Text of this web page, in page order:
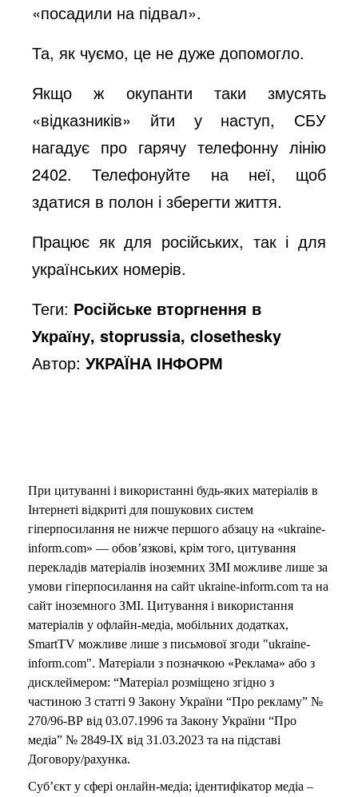
«посадили на підвал».
Та, як чуємо, це не дуже допомогло.
Якщо ж окупанти таки змусять
«відказників» йти у наступ, СБУ
нагадує про гарячу телефонну лінію
2402. Телефонуйте на неї, щоб
здатися в полон і зберегти життя.
Працює як для російських, так і для
українських номерів.
Теги: Російське вторгнення в
Україну, stoprussia, closethesky
Автор:УКРАЇНА ІНФОРМ
При цитуванні і використанні будь-яких матеріалів в
Інтернеті відкриті для пошукових систем
гіперпосилання не нижче першого абзацу на «ukraine-
inform.com» — обов’язкові, крім того, цитування
перекладів матеріалів іноземних ЗМІ можливе лише за
умови гіперпосилання на сайт ukraine-inform.com та на
сайт іноземного ЗМІ. Цитування і використання
матеріалів у офлайн-медіа, мобільних додатках,
SmartTV можливе лише з письмової згоди "ukraine-
inform.com". Матеріали з позначкою «Реклама» або з
дисклеймером: “Матеріал розміщено згідно з
частиною 3 статті 9 Закону України “Про рекламу” №
270/96-ВР від 03.07.1996 та Закону України “Про
медіа” № 2849-IX від 31.03.2023 та на підставі
Договору/рахунка.
Суб’єкт у сфері онлайн-медіа; ідентифікатор медіа –